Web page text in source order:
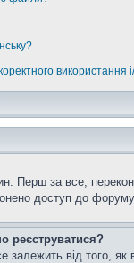
Перш за все,
доступ до
реєструватися?
залежить від того,